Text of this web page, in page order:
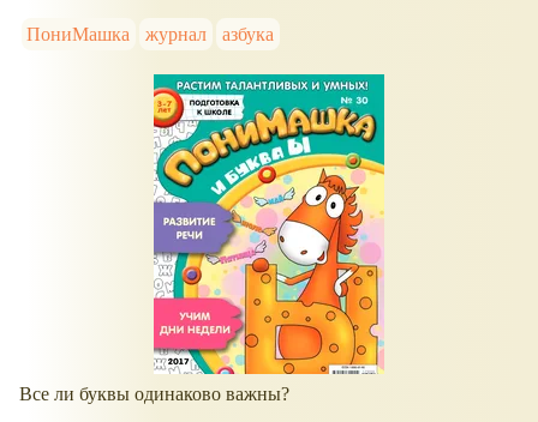
ПониМашка журнал азбука
Все ли буквы одинаково важны?